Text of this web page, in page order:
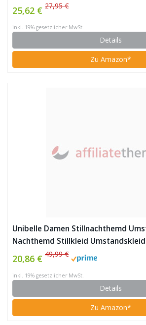
25,62 € 27,95 €
inkl. 19% gesetzlicher MwSt.
Details
Zu Amazon*
Unibelle Damen Stillnachthemd
Nachthemd Stillkleid
Lila
20,86 € 49,99 €
inkl. 19% gesetzlicher MwSt.
Details
Zu Amazon*